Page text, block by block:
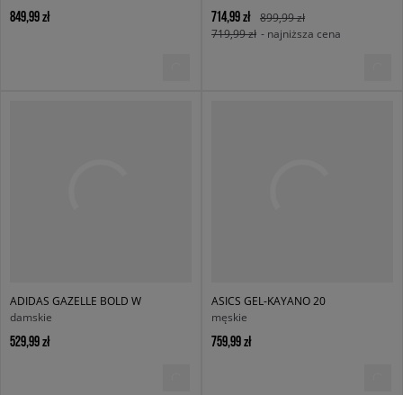
849,99 zł 714,99 zł
899,99 zł
719,99 zł - najniższa cena
ADIDAS GAZELLE BOLD W
damskie
529,99 zł
ASICS GEL-KAYANO 20
męskie
759,99 zł